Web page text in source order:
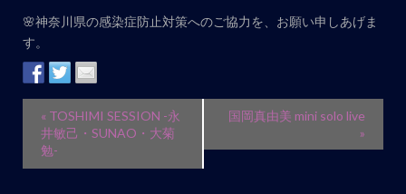
🌸神奈川県の感染症防止対策へのご協力を、お願い申しあげま
す。
« TOSHIMI SESSION -永
井敏己・SUNAO・大菊
勉-
国岡真由美 mini solo live
»